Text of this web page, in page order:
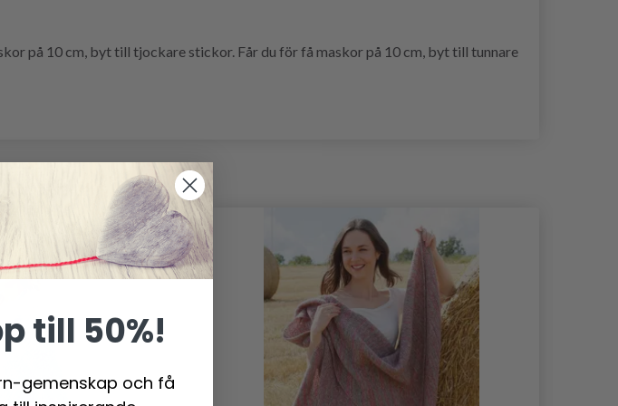
på 10 cm, byt till tjockare stickor. Får du för få maskor på 10 cm, byt till tunnare
till 50%!
gemenskap och få